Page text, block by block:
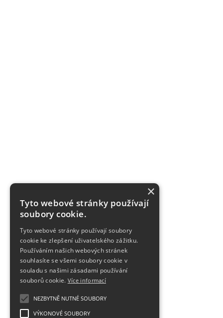
×
Tyto webové stránky používají
soubory cookie.
Tyto webové stránky používají soubory
cookie ke zlepšení uživatelského zážitku.
Používáním našich webových stránek
souhlasíte se všemi soubory cookie v
souladu s našimi zásadami používání
souborů cookie. Více informací
NEZBYTNĚ NUTNÉ SOUBORY
VÝKONOVÉ SOUBORY